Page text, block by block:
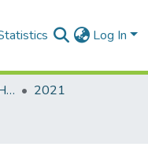
Log In
МАТЕРІАЛИ КОНФЕРЕНЦІЙ
2021